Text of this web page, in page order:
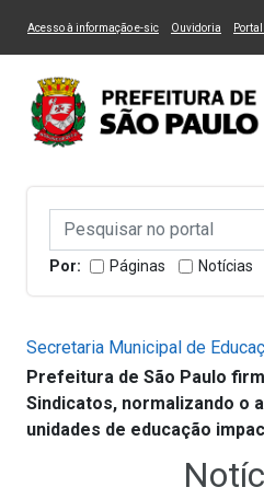
Ir ao Conteúdo Ir para menu
Alternar Alto Contraste
Acesso à informação e-sic(Link para um novo
Ouvidoria (Link
Campo de Busca
Campo de Busca de informações
Por: Páginas Notícias
Secretaria Municipal de
Prefeitura de São Paulo
Sindicatos, normalizando o
unidades de educação